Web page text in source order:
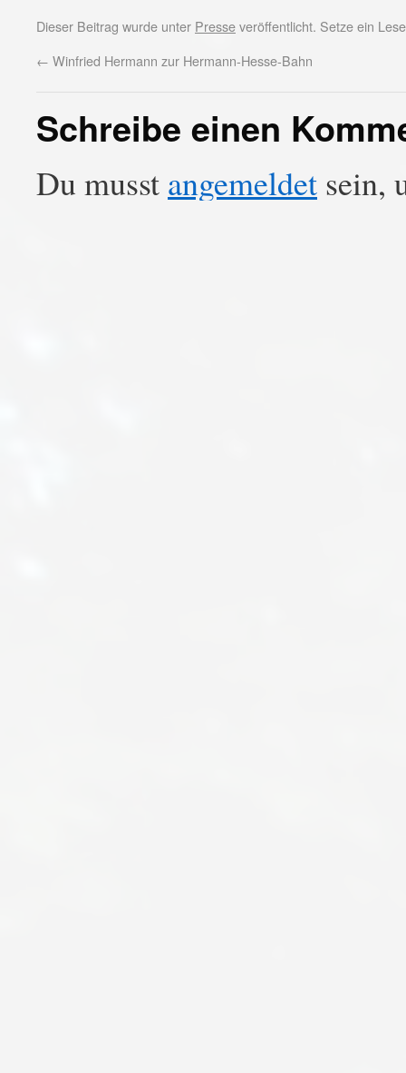
Dieser Beitrag wurde unter Presseveröffentlicht. Setze ein
← Winfried Hermann zur Hermann-Hesse-Bahn
Schreibe einen
Du musst angemeldet sein,